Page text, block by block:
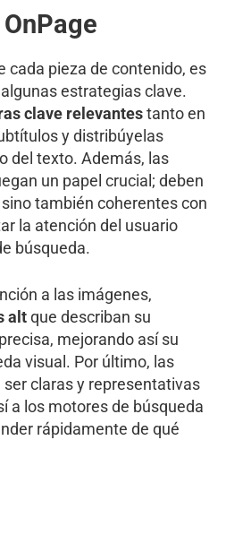
cada pieza de contenido, es
estrategias clave.
clave relevantestanto en
y distribúyelas
del texto. Además, las
un papel crucial; deben
también coherentes con
la atención del usuario
búsqueda.
a las imágenes,
altque describan su
mejorando así su
visual. Por último, las
claras y representativas
a los motores de búsqueda
rápidamente de qué